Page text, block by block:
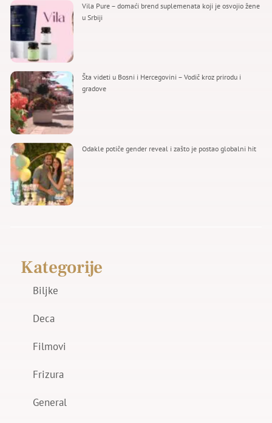
Vila Pure – domaći brend suplemenata koji je osvojio žene
u Srbiji
Šta videti u Bosni i Hercegovini – Vodič kroz prirodu i
gradove
Odakle potiče gender reveal i zašto je postao globalni hit
Kategorije
Biljke
Deca
Filmovi
Frizura
General